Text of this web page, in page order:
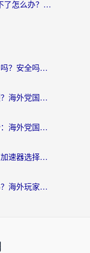
喜马拉雅FM在马来西亚用不了怎么办？海外华人亲测有效的回国加速指南
在国外打鸣潮用加速器有用吗？安全吗？海外玩家国服游戏加速全指南
德国怎么玩地鼠传奇不卡顿？海外党国服游戏加速全攻略（含战双EVE实用指南）
超越时空的猫加速器排行榜：海外党国服游戏不卡顿的终极选择指南
英国玩枪神纪总卡顿？这篇加速器选择指南帮你告别延迟（附实测推荐）
最强蜗牛迅游加速器有用吗？海外玩家国服游戏加速避坑指南（附德国玩忍者必须死3流星蝴蝶剑解决办法）